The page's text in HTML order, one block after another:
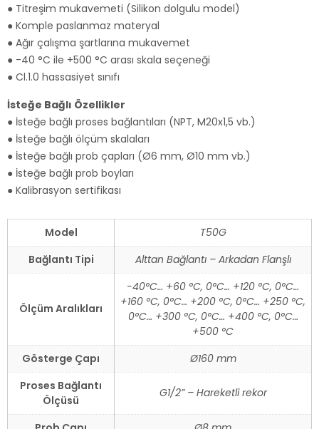
● Titreşim mukavemeti (Silikon dolgulu model)
● Komple paslanmaz materyal
● Ağır çalışma şartlarına mukavemet
● -40 °C ile +500 °C arası skala seçeneği
● Cl.1.0 hassasiyet sınıfı
İsteğe Bağlı Özellikler
● İsteğe bağlı proses bağlantıları (NPT, M20x1,5 vb.)
● İsteğe bağlı ölçüm skalaları
● İsteğe bağlı prob çapları (Ø6 mm, Ø10 mm vb.)
● İsteğe bağlı prob boyları
● Kalibrasyon sertifikası
Model
T50G
Bağlantı Tipi
Alttan Bağlantı – Arkadan Flanşlı
Ölçüm Aralıkları
-40°C… +60 °C, 0°C… +120 °C, 0°C…
+160 °C, 0°C… +200 °C, 0°C… +250 °C,
0°C… +300 °C, 0°C… +400 °C, 0°C…
+500 °C
Gösterge Çapı
Ø160 mm
Proses Bağlantı
Ölçüsü
G1/2” – Hareketli rekor